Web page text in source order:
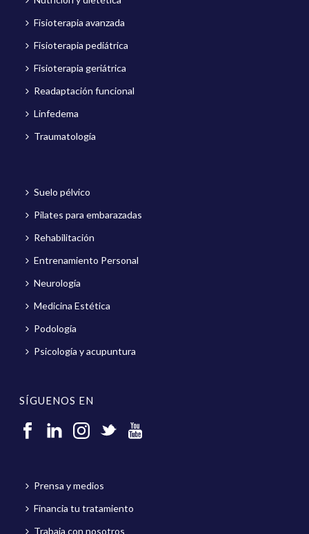
Fisioterapia avanzada
Fisioterapia pediátrica
Fisioterapia geriátrica
Readaptación funcional
Linfedema
Traumatología
Suelo pélvico
Pilates para embarazadas
Rehabilitación
Entrenamiento Personal
Neurología
Medicina Estética
Podología
Psicología y acupuntura
SÍGUENOS EN
Prensa y medios
Financia tu tratamiento
Trabaja con nosotros